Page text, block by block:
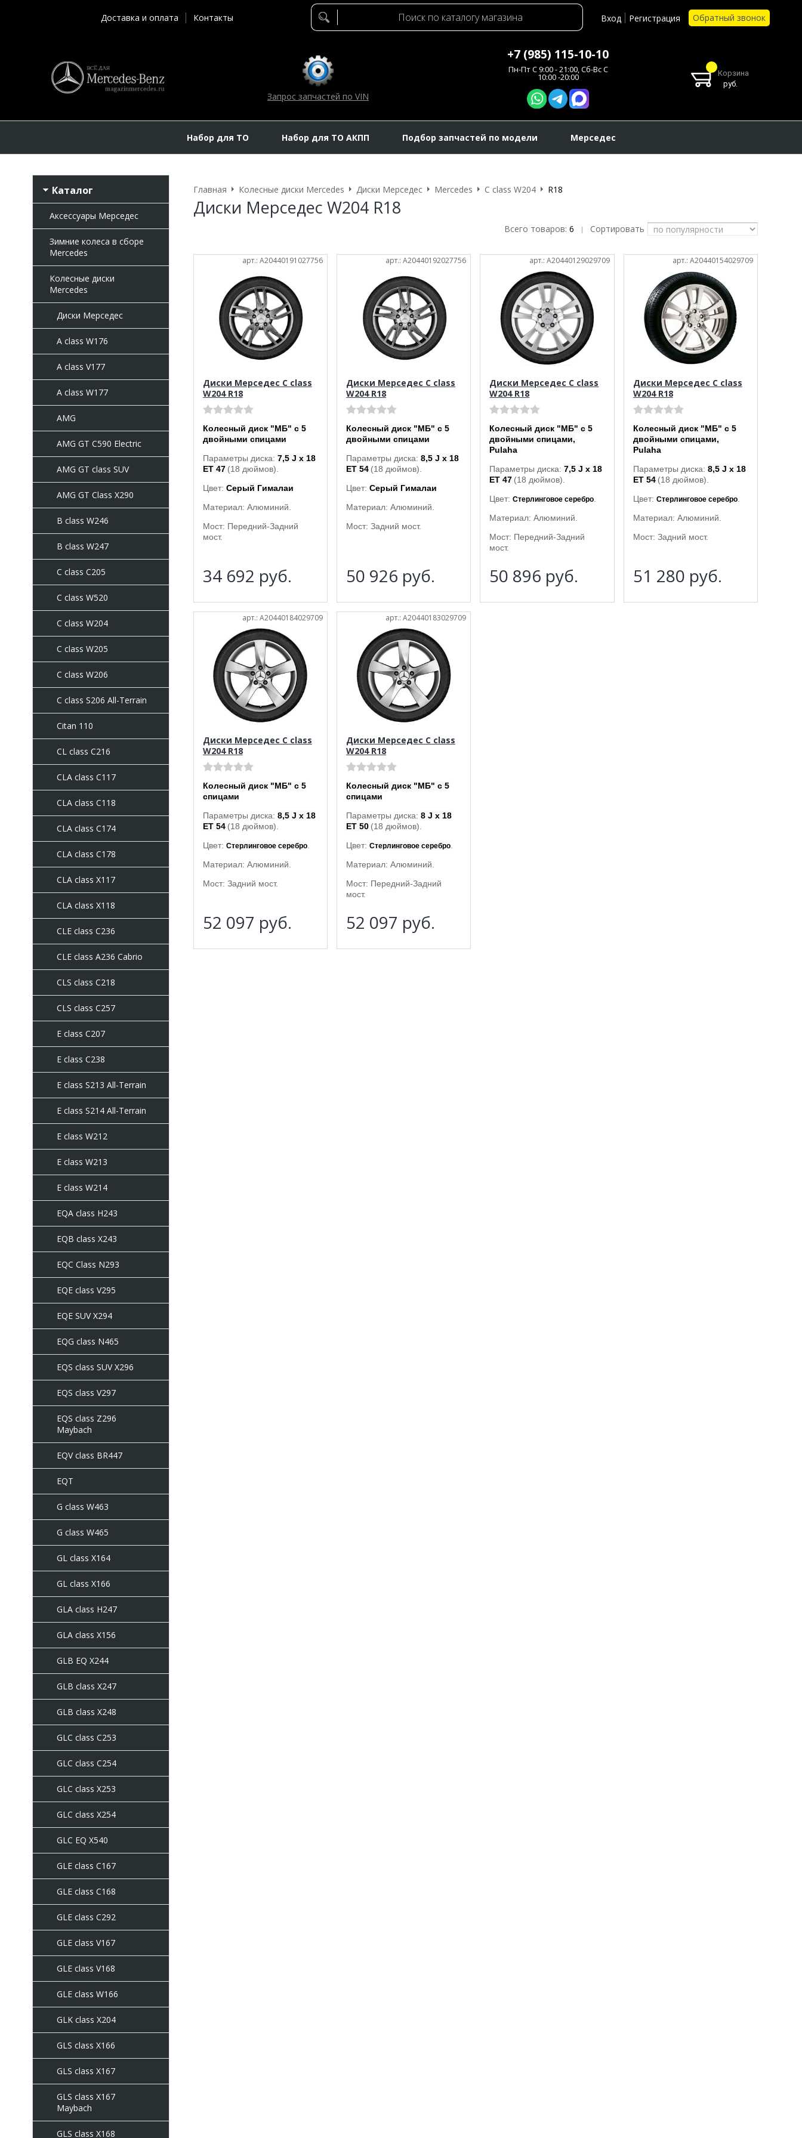
Доставка и оплата Контакты Вход Регистрация Обратный звонок
Запрос запчастей по VIN
+7 (985) 115-10-10
Пн-Пт C 9:00 - 21:00, Сб-Вс С
10:00 -20:00
Корзина
руб.
Набор для ТО Набор для ТО АКПП Подбор запчастей по модели Мерседес
Каталог
Аксессуары Мерседес
Зимние колеса в сборе
Mercedes
Колесные диски
Mercedes
Диски Мерседес
A class W176
A class V177
A class W177
AMG
AMG GT C590 Electric
AMG GT class SUV
AMG GT Class X290
B class W246
B class W247
C class C205
C сlass W520
C class W204
C class W205
C class W206
C class S206 All-Terrain
Citan 110
CL class C216
CLA class C117
CLA class C118
CLA class C174
CLA class C178
CLA class X117
CLA class X118
CLE class C236
CLE class A236 Cabrio
CLS class C218
CLS class C257
E class C207
E class C238
E class S213 All-Terrain
E class S214 All-Terrain
E class W212
E class W213
E class W214
EQA class H243
EQB class X243
EQC Class N293
EQE class V295
EQE SUV X294
EQG class N465
EQS class SUV X296
EQS class V297
EQS class Z296
Maybach
EQV class BR447
EQT
G class W463
G class W465
GL class X164
GL class X166
GLA class H247
GLA class X156
GLB EQ X244
GLB class X247
GLB class X248
GLC class C253
GLC class C254
GLC class X253
GLC class X254
GLC EQ X540
GLE class C167
GLE class C168
GLE class C292
GLE class V167
GLE class V168
GLE class W166
GLK class X204
GLS class X166
GLS class X167
GLS class X167
Maybach
GLS class X168
Главная Колесные диски Mercedes Диски Мерседес Mercedes C class W204 R18
Диски Мерседес W204 R18
Всего товаров: 6 | Сортировать
арт.: A20440191027756
Диски Мерседес C class
W204 R18
Колесный диск "МБ" с 5
двойными спицами
Параметры диска: 7,5 J x 18
ET 47 (18 дюймов).
Цвет: Серый Гималаи
Материал: Алюминий.
Мост: Передний-Задний
мост.
34 692 руб.
арт.: A20440192027756
Диски Мерседес C class
W204 R18
Колесный диск "МБ" с 5
двойными спицами
Параметры диска:8,5 J x 18
ET 54 (18 дюймов).
Цвет:Серый Гималаи
Материал: Алюминий.
Мост: Задний мост.
50 926 руб.
арт.: A20440129029709
Диски Мерседес C class
W204 R18
Колесный диск "МБ" с 5
двойными спицами,
Pulaha
Параметры диска:7,5 J x 18
ET 47 (18 дюймов).
Цвет:Стерлинговое серебро
Материал: Алюминий.
Мост: Передний-Задний
мост.
50 896 руб.
арт.: A20440154029709
Диски Мерседес C class
W204 R18
Колесный диск "МБ" с 5
двойными спицами,
Pulaha
Параметры диска: 8,5 J x 18
ET 54 (18 дюймов).
Цвет: Стерлинговое серебро.
Материал: Алюминий.
Мост: Задний мост.
51 280 руб.
арт.: A20440184029709
Диски Мерседес C class
W204 R18
Колесный диск "МБ" с 5
спицами
Параметры диска: 8,5 J x 18
ET 54 (18 дюймов).
Цвет: Стерлинговое серебро.
Материал: Алюминий.
Мост: Задний мост.
52 097 руб.
арт.: A20440183029709
Диски Мерседес C class
W204 R18
Колесный диск "МБ" с 5
спицами
Параметры диска:8 J x 18
ET 50 (18 дюймов).
Цвет:Стерлинговое серебро
Материал: Алюминий.
Мост: Передний-Задний
мост.
52 097 руб.